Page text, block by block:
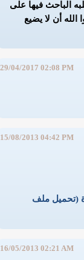
الباحث فيها على
الله أن لا يضيع
29/04/2017 02:08 PM
15/08/2013 04:42 PM
(تحميل ملف
16/05/2013 02:21 AM